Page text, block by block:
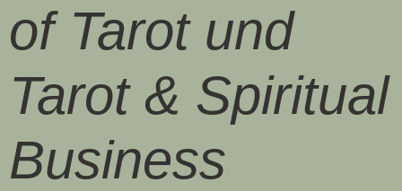
of Tarot und
Tarot & Spiritual
Business